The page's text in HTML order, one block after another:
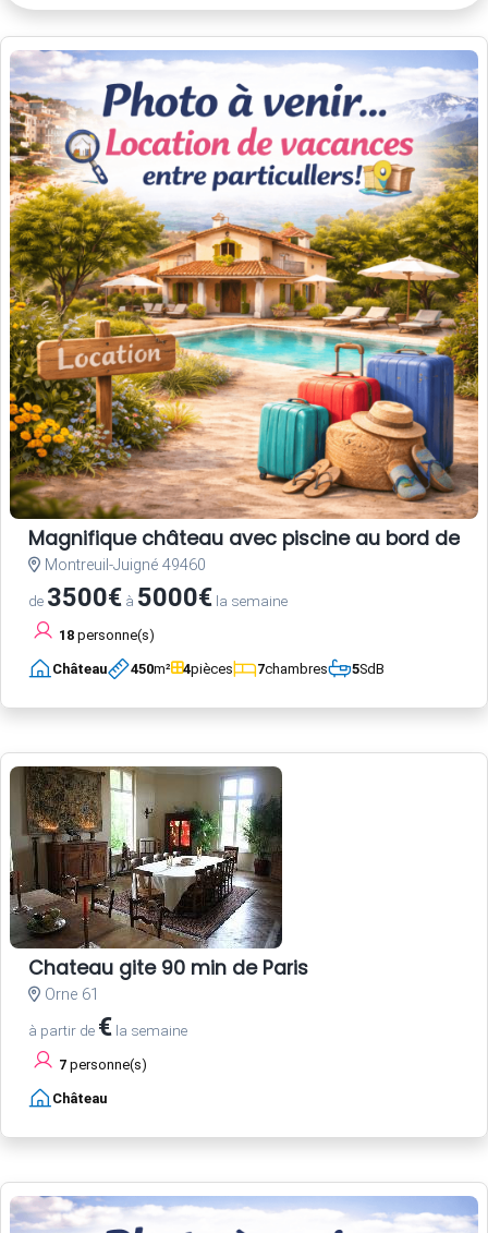
Magnifique château avec piscine au bord de la
Montreuil-Juigné 49460
de 3500€ à 5000€ la semaine
18 personne(s)
Château 450m² 4pièces 7chambres 5SdB
Chateau gite 90 min de Paris
Orne 61
à partir de € la semaine
7 personne(s)
Château